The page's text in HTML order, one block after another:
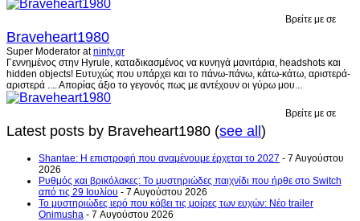
Βρείτε με σε
Braveheart1980
Super Moderator atninty.gr
Γεννημένος στην Hyrule, καταδικασμένος να κυνηγά μανιτάρια, headshots και
hidden objects! Ευτυχώς που υπάρχει και το πάνω-πάνω, κάτω-κάτω, αριστερά-
αριστερά .... Απορίας άξιο το γεγονός πως με αντέχουν οι γύρω μου...
Βρείτε με σε
Latest posts by Braveheart1980 (see all)
Shantae: Η επιστροφή που αναμένουμε έρχεται το 2027 - 7 Αυγούστου
2026
Ρυθμός και βρικόλακες: Το μυστηριώδες παιχνίδι που ήρθε στο Switch
από τις 29 Ιουλίου - 7 Αυγούστου 2026
Το μυστηριώδες ιερό που κόβει τις μοίρες των ευχών: Νέο trailer
Onimusha - 7 Αυγούστου 2026